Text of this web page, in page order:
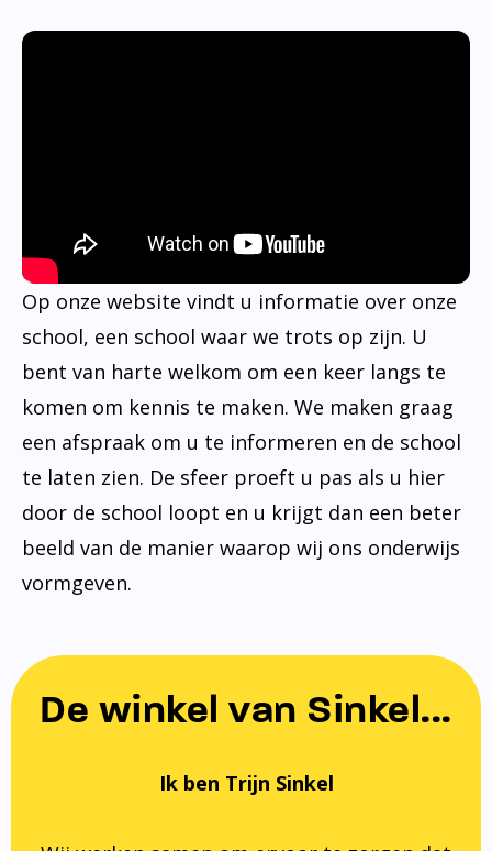
Op onze website vindt u informatie over onze
school, een school waar we trots op zijn. U
bent van harte welkom om een keer langs te
komen om kennis te maken. We maken graag
een afspraak om u te informeren en de school
te laten zien. De sfeer proeft u pas als u hier
door de school loopt en u krijgt dan een beter
beeld van de manier waarop wij ons onderwijs
vormgeven.
De winkel van Sinkel...
Ik ben Trijn Sinkel